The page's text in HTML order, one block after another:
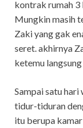
kontrak rumah 3
Mungkin masih
Zaki yang gak
seret. akhirnya
ketemu
Sampai satu hari
tidur-tiduran
itu berupa